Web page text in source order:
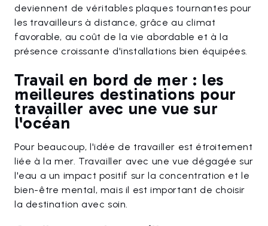
deviennent de véritables plaques tournantes pour
les travailleurs à distance, grâce au climat
favorable, au coût de la vie abordable et à la
présence croissante d'installations bien équipées.
Travail en bord de mer : les
meilleures destinations pour
travailler avec une vue sur
l'océan
Pour beaucoup, l'idée de travailler est étroitement
liée à la mer. Travailler avec une vue dégagée sur
l'eau a un impact positif sur la concentration et le
bien-être mental, mais il est important de choisir
la destination avec soin.